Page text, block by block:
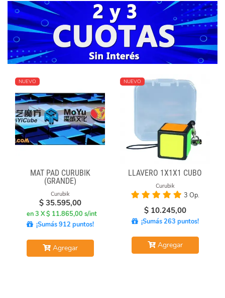
NUEVO
MAT PAD CURUBIK
(GRANDE)
Curubik
$ 35.595,00
en 3 X $ 11.865,00 s/int
¡Sumás 912 puntos!
Agregar
NUEVO
LLAVERO 1X1X1 CUBO
Curubik
3 Op.
$ 10.245,00
¡Sumás 263 puntos!
Agregar